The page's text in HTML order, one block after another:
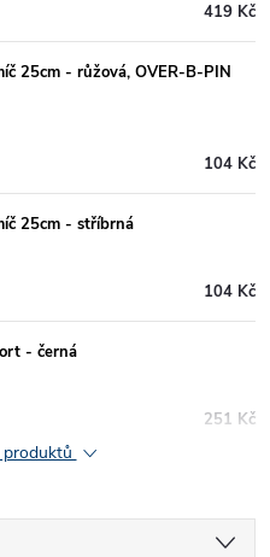
419 Kč
25cm - růžová, OVER-B-PIN
104 Kč
25cm - stříbrná
104 Kč
- černá
251 Kč